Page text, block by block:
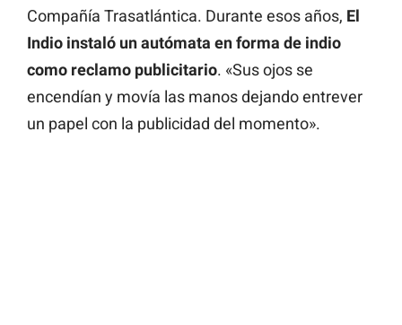
Compañía Trasatlántica. Durante esos años, El
Indio instaló un autómata en forma de indio
como reclamo publicitario. «Sus ojos se
encendían y movía las manos dejando entrever
un papel con la publicidad del momento».